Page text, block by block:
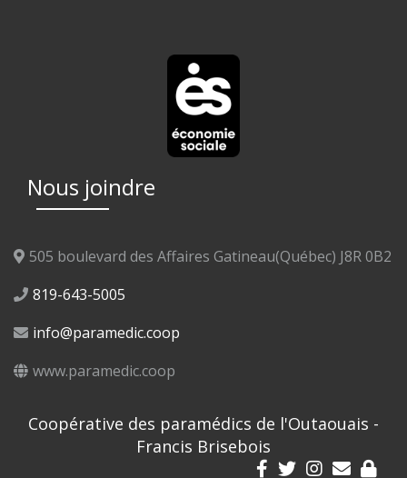
Nous joindre
505 boulevard des Affaires Gatineau(Québec) J8R 0B2
819-643-5005
info@paramedic.coop
www.paramedic.coop
Coopérative des paramédics de l'Outaouais -
Francis Brisebois